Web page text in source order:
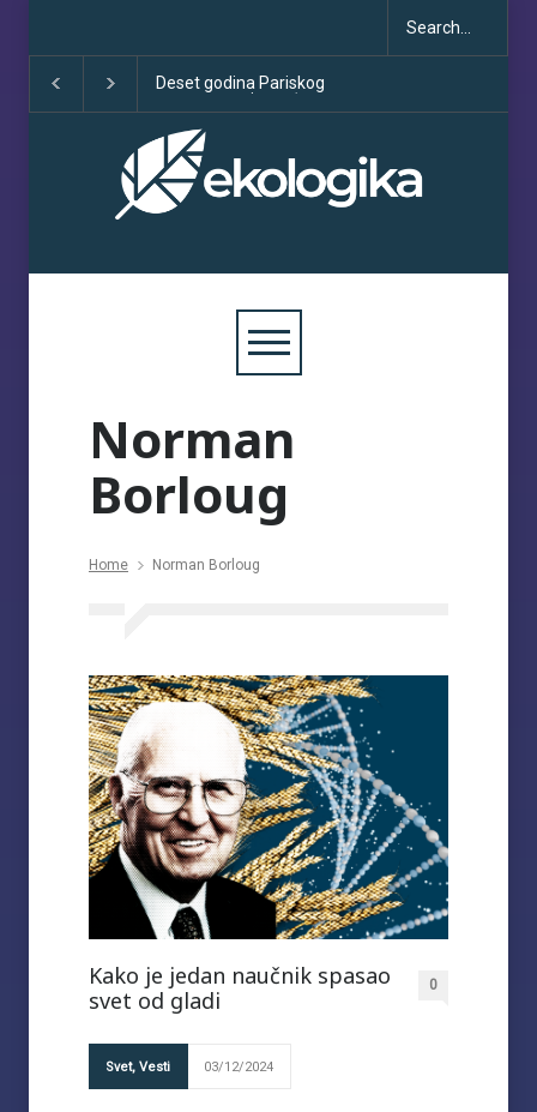
Deset godina Pariskog
sporazuma: između
obećanja i učinka
Norman
Borloug
Home Norman Borloug
Kako je jedan naučnik spasao
svet od gladi
0
Svet, Vesti 03/12/2024